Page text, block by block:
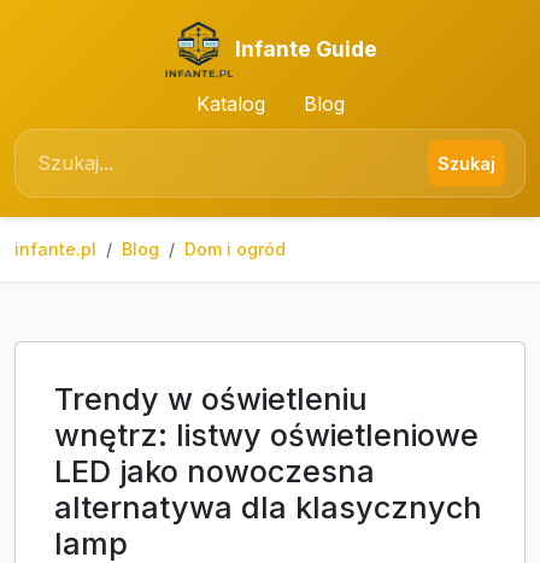
Infante Guide
Katalog Blog
Szukaj
infante.pl Blog Dom i ogród
Trendy w oświetleniu
wnętrz: listwy oświetleniowe
LED jako nowoczesna
alternatywa dla klasycznych
lamp